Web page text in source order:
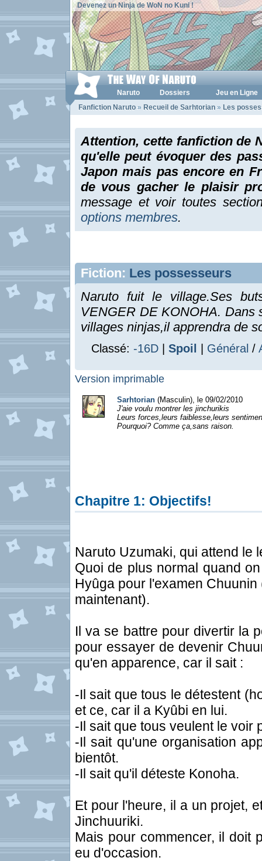
Devenez un Ninja de WoN no Kuni !
Naruto Dossiers
Jeu en Ligne
Fanfiction Naruto » Recueil de Sarhtorian » Les
Attention, cette fanfiction de
qu'elle peut évoquer des
Japon mais pas encore en
de vous gacher le plaisir
message et voir toutes
options membres.
Fiction: Les possesseurs
Naruto fuit le village.Ses
VENGER DE KONOHA. Dans
villages ninjas,il apprendra de
Classé: -16D Spoil Général /
Version imprimable
Sarhtorian (Masculin), le 09/02/2010
J'aie voulu montrer les jinchurikis
Leurs forces,leurs faiblesse,leurs
Pourquoi? Comme ça,sans raison.
Chapitre 1: Objectifs!
Naruto Uzumaki, qui attend le
Quoi de plus normal quand
Hyûga pour l'examen
maintenant).
Il va se battre pour divertir la
pour essayer de devenir
qu'en apparence, car il sait :
-Il sait que tous le détestent
et ce, car il a Kyûbi en lui.
-Il sait que tous veulent le voir
-Il sait qu'une organisation
bientôt.
-Il sait qu'il déteste Konoha.
Et pour l'heure, il a un projet,
Jinchuuriki.
Mais pour commencer, il doit
eu d'occasion.